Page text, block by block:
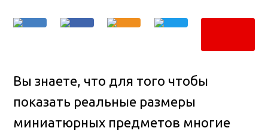
Вы знаете, что для того чтобы
показать реальные размеры
миниатюрных предметов многие